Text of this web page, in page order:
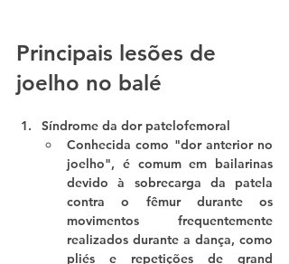
Principais lesões de
joelho no balé
Síndrome da dor patelofemoral
Conhecida como "dor anterior no
joelho", é comum em bailarinas
devido à sobrecarga da patela
contra o fêmur durante os
movimentos frequentemente
pliés e repetições de grand